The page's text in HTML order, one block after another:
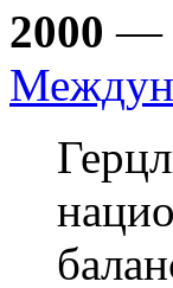
2000 —